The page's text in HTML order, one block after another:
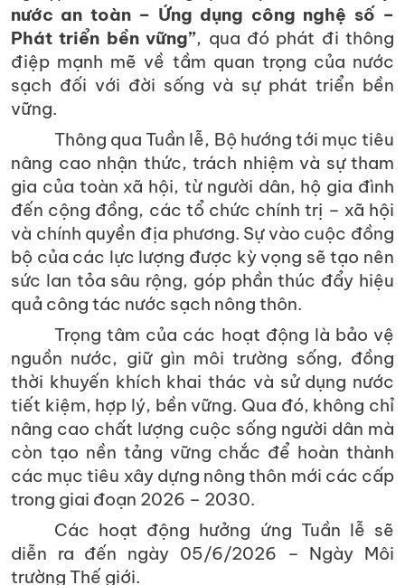
nước an toàn – Ứng dụng công nghệ số –
Phát triển bền vững”, qua đó phát đi thông
điệp mạnh mẽ về tầm quan trọng của nước
sạch đối với đời sống và sự phát triển bền
vững.
Thông qua Tuần lễ, Bộ hướng tới mục tiêu
nâng cao nhận thức, trách nhiệm và sự tham
gia của toàn xã hội, từ người dân, hộ gia đình
đến cộng đồng, các tổ chức chính trị – xã hội
và chính quyền địa phương. Sự vào cuộc đồng
bộ của các lực lượng được kỳ vọng sẽ tạo nên
sức lan tỏa sâu rộng, góp phần thúc đẩy hiệu
quả công tác nước sạch nông thôn.
Trọng tâm của các hoạt động là bảo vệ
nguồn nước, giữ gìn môi trường sống, đồng
thời khuyến khích khai thác và sử dụng nước
tiết kiệm, hợp lý, bền vững. Qua đó, không chỉ
nâng cao chất lượng cuộc sống người dân mà
còn tạo nền tảng vững chắc để hoàn thành
các mục tiêu xây dựng nông thôn mới các cấp
trong giai đoạn 2026 – 2030.
Các hoạt động hưởng ứng Tuần lễ sẽ
diễn ra đến ngày 05/6/2026 – Ngày Môi
trường Thế giới.